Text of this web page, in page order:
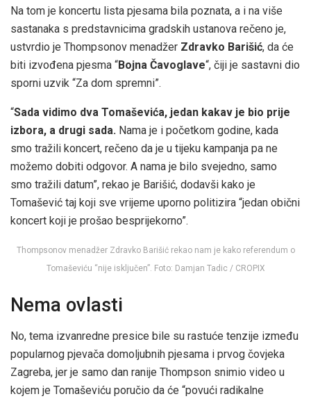
Na tom je koncertu lista pjesama bila poznata, a i na više
sastanaka s predstavnicima gradskih ustanova rečeno je,
ustvrdio je Thompsonov menadžer Zdravko Barišić, da će
biti izvođena pjesma “Bojna Čavoglave“, čiji je sastavni dio
sporni uzvik “Za dom spremni”.
“Sada vidimo dva Tomaševića, jedan kakav je bio prije
izbora, a drugi sada. Nama je i početkom godine, kada
smo tražili koncert, rečeno da je u tijeku kampanja pa ne
možemo dobiti odgovor. A nama je bilo svejedno, samo
smo tražili datum”, rekao je Barišić, dodavši kako je
Tomašević taj koji sve vrijeme uporno politizira “jedan obični
koncert koji je prošao besprijekorno”.
Thompsonov menadžer Zdravko Barišić rekao nam je kako referendum o
Tomaševiću “nije isključen”. Foto: Damjan Tadic / CROPIX
Nema ovlasti
No, tema izvanredne presice bile su rastuće tenzije između
popularnog pjevača domoljubnih pjesama i prvog čovjeka
Zagreba, jer je samo dan ranije Thompson snimio video u
kojem je Tomaševiću poručio da će “povući radikalne